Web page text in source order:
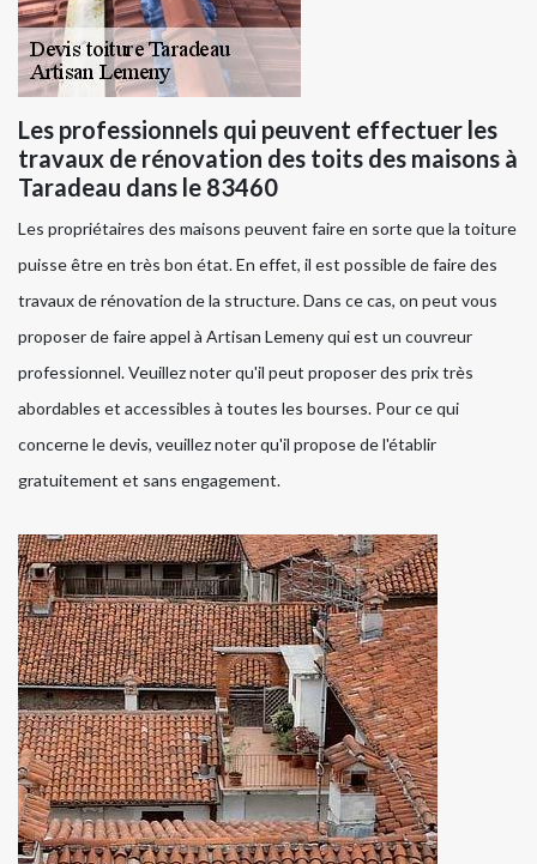
Les professionnels qui peuvent effectuer les
travaux de rénovation des toits des maisons à
Taradeau dans le 83460
Les propriétaires des maisons peuvent faire en sorte que la toiture
puisse être en très bon état. En effet, il est possible de faire des
travaux de rénovation de la structure. Dans ce cas, on peut vous
proposer de faire appel à Artisan Lemeny qui est un couvreur
professionnel. Veuillez noter qu'il peut proposer des prix très
abordables et accessibles à toutes les bourses. Pour ce qui
concerne le devis, veuillez noter qu'il propose de l'établir
gratuitement et sans engagement.